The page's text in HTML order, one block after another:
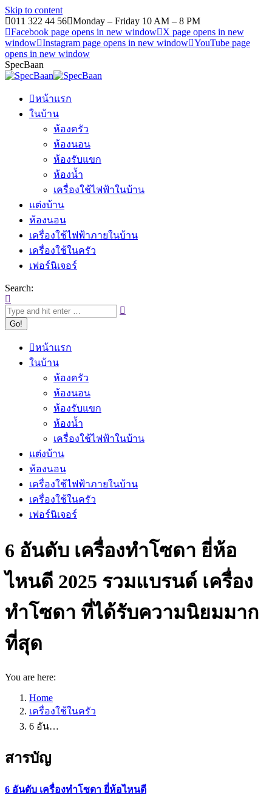
Skip to content
011 322 44 56 Monday – Friday 10 AM – 8 PM
Facebook page opens in new window
X page opens in new
window Instagram page opens in new window YouTube page
opens in new window
SpecBaan
หน้าแรก
ในบ้าน
ห้องครัว
ห้องนอน
ห้องรับแขก
ห้องน้ำ
เครื่องใช้ไฟฟ้าในบ้าน
แต่งบ้าน
ห้องนอน
เครื่องใช้ไฟฟ้าภายในบ้าน
เครื่องใช้ในครัว
เฟอร์นิเจอร์
Search:
หน้าแรก
ในบ้าน
ห้องครัว
ห้องนอน
ห้องรับแขก
ห้องน้ำ
เครื่องใช้ไฟฟ้าในบ้าน
แต่งบ้าน
ห้องนอน
เครื่องใช้ไฟฟ้าภายในบ้าน
เครื่องใช้ในครัว
เฟอร์นิเจอร์
6 อันดับ เครื่องทำโซดา ยี่ห้อ
ไหนดี 2025 รวมแบรนด์ เครื่อง
ทำโซดา ที่ได้รับความนิยมมาก
ที่สุด
You are here:
Home
เครื่องใช้ในครัว
6 อัน…
สารบัญ
6 อันดับ เครื่องทำโซดา ยี่ห้อไหนดี